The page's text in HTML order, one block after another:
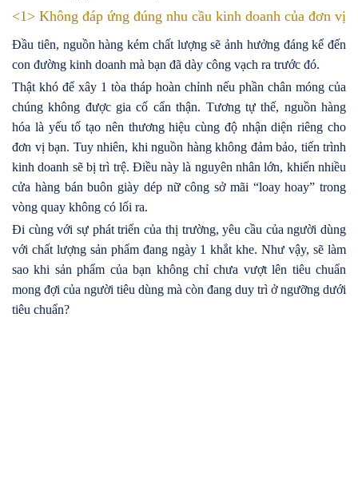
<1> Không đáp ứng đúng nhu cầu kinh doanh của đơn vị
Đầu tiên, nguồn hàng kém chất lượng sẽ ảnh hưởng đáng kể đến
con đường kinh doanh mà bạn đã dày công vạch ra trước đó.
Thật khó để xây 1 tòa tháp hoàn chỉnh nếu phần chân móng của
chúng không được gia cố cẩn thận. Tương tự thế, nguồn hàng
hóa là yếu tố tạo nên thương hiệu cùng độ nhận diện riêng cho
đơn vị bạn. Tuy nhiên, khi nguồn hàng không đảm bảo, tiến trình
kinh doanh sẽ bị trì trệ. Điều này là nguyên nhân lớn, khiến nhiều
cửa hàng bán buôn giày dép nữ công sở mãi “loay hoay” trong
vòng quay không có lối ra.
Đi cùng với sự phát triển của thị trường, yêu cầu của người dùng
với chất lượng sản phẩm đang ngày 1 khắt khe. Như vậy, sẽ làm
sao khi sản phẩm của bạn không chỉ chưa vượt lên tiêu chuẩn
mong đợi của người tiêu dùng mà còn đang duy trì ở ngưỡng dưới
tiêu chuẩn?